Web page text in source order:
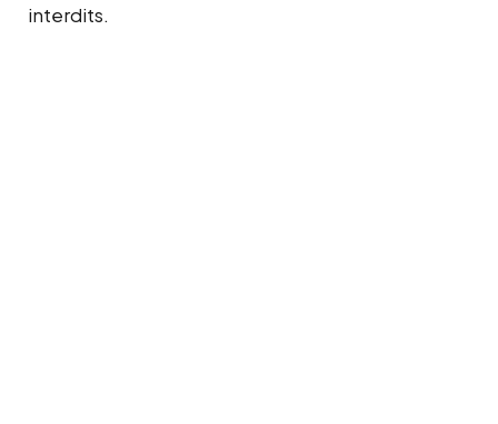
interdits.